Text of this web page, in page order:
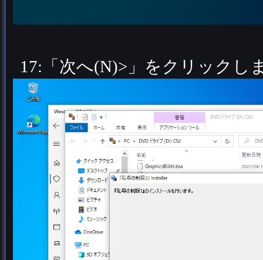
17:「次へ(N)>」をクリックし